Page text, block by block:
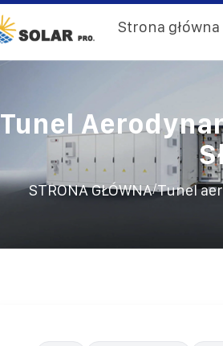
Strona główna
Tunel
STRONA GŁÓWNA/Tunel